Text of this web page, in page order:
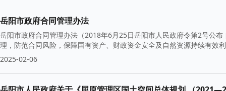
岳阳市政府合同管理办法
岳阳市政府合同管理办法（2018年6月25日岳阳市人民政府令第2号公
理，防范合同风险，保障国有资产、财政资金安全及自然资源持续有效
2025-02-06